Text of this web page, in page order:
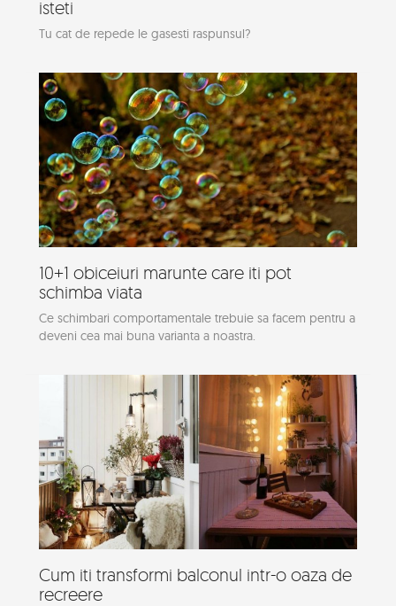
isteti
Tu cat de repede le gasesti raspunsul?
10+1 obiceiuri marunte care iti pot
schimba viata
Ce schimbari comportamentale trebuie sa facem pentru a
deveni cea mai buna varianta a noastra.
Cum iti transformi balconul intr-o oaza de
recreere